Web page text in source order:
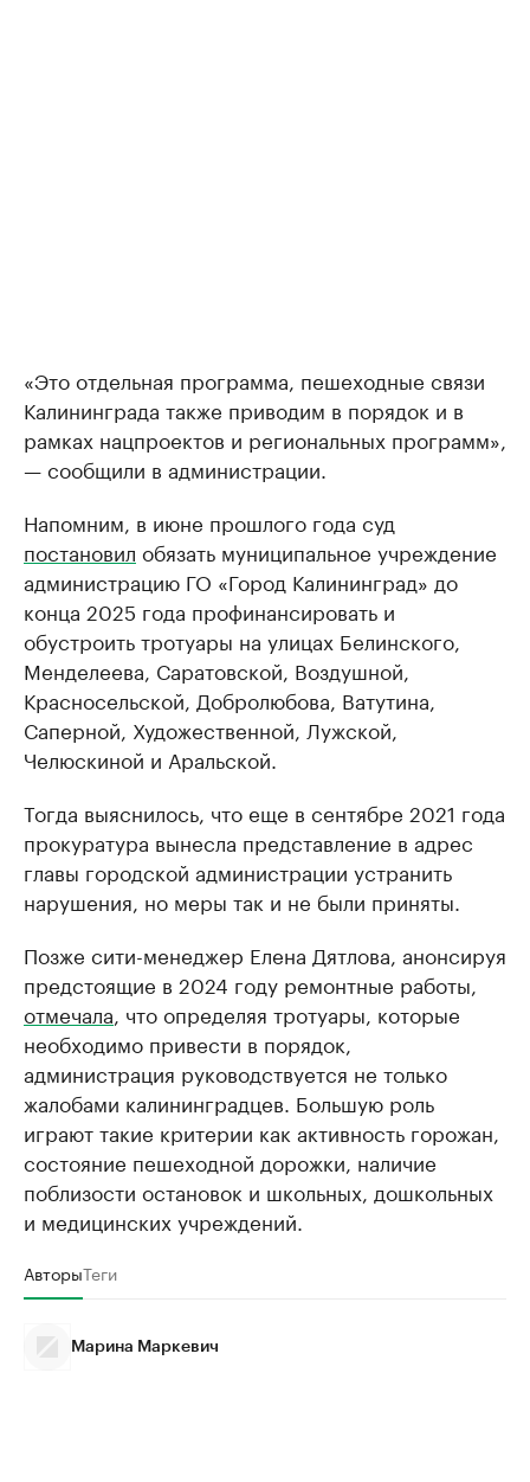
«Это отдельная программа, пешеходные связи
Калининграда также приводим в порядок и в
рамках нацпроектов и региональных программ»,
— сообщили в администрации.
Напомним, в июне прошлого года суд
постановил обязать муниципальное учреждение
администрацию ГО «Город Калининград» до
конца 2025 года профинансировать и
обустроить тротуары на улицах Белинского,
Менделеева, Саратовской, Воздушной,
Красносельской, Добролюбова, Ватутина,
Саперной, Художественной, Лужской,
Челюскиной и Аральской.
Тогда выяснилось, что еще в сентябре 2021 года
прокуратура вынесла представление в адрес
главы городской администрации устранить
нарушения, но меры так и не были приняты.
Позже сити-менеджер Елена Дятлова, анонсируя
предстоящие в 2024 году ремонтные работы,
отмечала , что определяя тротуары, которые
необходимо привести в порядок,
администрация руководствуется не только
жалобами калининградцев. Большую роль
играют такие критерии как активность горожан,
состояние пешеходной дорожки, наличие
поблизости остановок и школьных, дошкольных
и медицинских учреждений.
АвторыТеги
Марина Маркевич